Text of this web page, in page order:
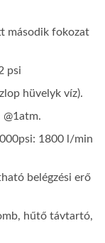
második fokozat
psi
hüvelyk víz).
1800 l/min
belégzési erő
hűtő távtartó,